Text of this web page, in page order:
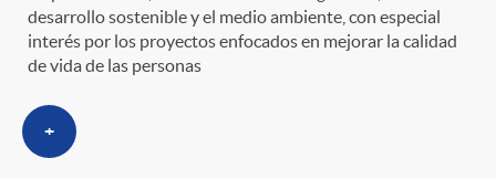
s
a
a
s
l
t
e
n
desarrollo sostenible y el medio ambiente, con especial
interés por los proyectos enfocados en mejorar la calidad
de vida de las personas
+